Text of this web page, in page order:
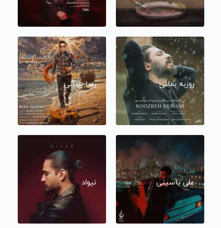
روزبه بمانی رضا یزدانی
علی یاسینی نیواد